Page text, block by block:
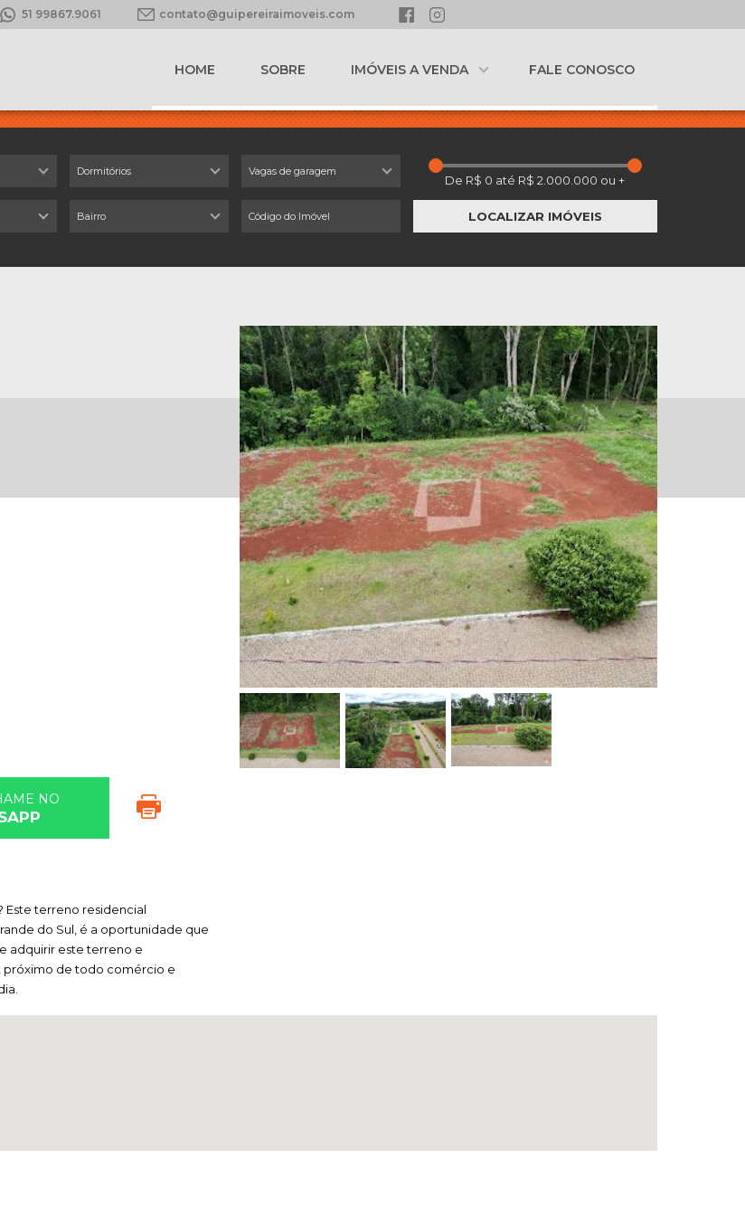
contato@guipereiraimoveis.com
51 99867.9061
HOME SOBRE IMÓVEIS A VENDA FALE CONOSCO
Dormitórios Vagas de garagem
Bairro LOCALIZAR IMÓVEIS
NO
Este terreno residencial
do Sul, é a oportunidade que
adquirir este terreno e
próximo de todo comércio e